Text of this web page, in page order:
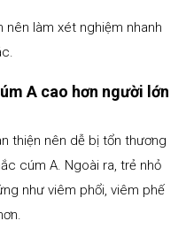
nên làm xét nghiệm nhanh
A cao hơn người lớn
thiện nên dễ bị tổn thương
cúm A. Ngoài ra, trẻ nhỏ
như viêm phổi, viêm phế